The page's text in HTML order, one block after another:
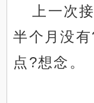
上一次
半个月没
点?想念。